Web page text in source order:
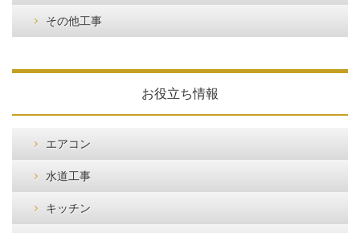
その他工事
お役立ち情報
エアコン
水道工事
キッチン